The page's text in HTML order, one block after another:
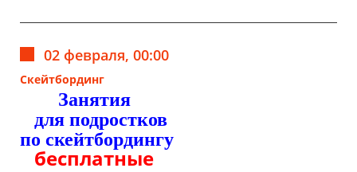
02 февраля, 00:00
Скейтбординг
Занятия
для подростков
по скейтбордингу
бесплатные